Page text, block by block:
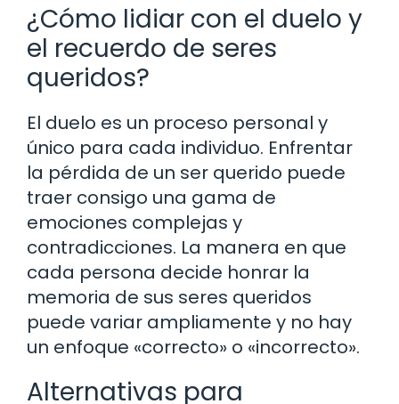
¿Cómo lidiar con el duelo y
el recuerdo de seres
queridos?
El duelo es un proceso personal y
único para cada individuo. Enfrentar
la pérdida de un ser querido puede
traer consigo una gama de
emociones complejas y
contradicciones. La manera en que
cada persona decide honrar la
memoria de sus seres queridos
puede variar ampliamente y no hay
un enfoque «correcto» o «incorrecto».
Alternativas para